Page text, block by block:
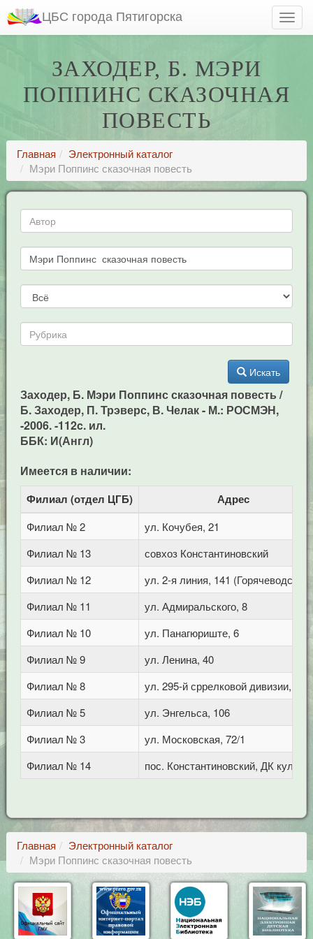
ЦБС города Пятигорска
ЗАХОДЕР, Б. МЭРИ
ПОППИНС СКАЗОЧНАЯ
ПОВЕСТЬ
Главная
Электронный каталог
Мэри Поппинс сказочная повесть
Искать
Заходер, Б. Мэри Поппинс сказочная повесть /
Б. Заходер, П. Трэверс, В. Челак - М.: РОСМЭН,
-2006. -112c. ил.
ББК: И(Англ)
Имеется в наличии:
Филиал (отдел ЦГБ) Адрес
Филиал № 2
ул. Кочубея, 21
Филиал № 13
совхоз Константиновский
Филиал № 12
ул. 2-я линия, 141 (Горячеводск)
Филиал № 11
ул. Адмиральского, 8
Филиал № 10
ул. Панагюриште, 6
Филиал № 9
ул. Ленина, 40
Филиал № 8
ул. 295-й сррелковой дивизии, 114
Филиал № 5
ул. Энгельса, 106
Филиал № 3
ул. Московская, 72/1
Филиал № 14
пос. Константиновский, ДК
Главная
Электронный каталог
Мэри Поппинс сказочная повесть